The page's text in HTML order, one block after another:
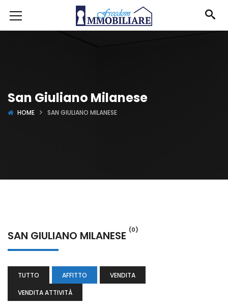
San Giuliano Milanese
HOME SAN GIULIANO MILANESE
SAN GIULIANO MILANESE (0)
TUTTO AFFITTO
VENDITA
VENDITA ATTIVITÀ